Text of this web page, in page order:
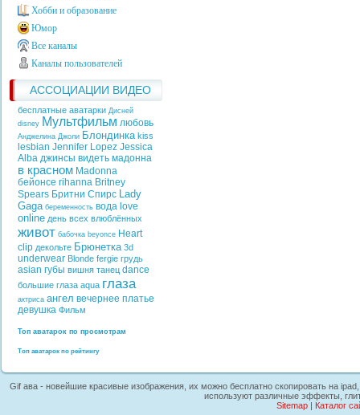
Хобби и образование
Юмор
Все каналы
Каналы пользователей
АССОЦИАЦИИ ВИДЕО
бесплатные аватарки Дисней
disney Мультфильм любовь
Анджелина Джоли Блондинка kiss
lesbian Jennifer Lopez Jessica
Alba джинсы видеть мадонна
в красном Madonna
бейонсе rihanna Britney
Spears Бритни Спирс Lady
Gaga беременность вода love
online день всех влюблённых
живот бабочка beyonce Heart
clip декольте Брюнетка 3d
underwear Blonde fergie грудь
asian губы вишня танец dance
большие глаза aqua глаза
актриса ангел вечернее платье
девушка Фильм
Топ аватарок по просмотрам
Топ аватарок по рейтингу
Gif ава - новейшие красивые изображения, их можно бесплатно скопировать на
используют различные эффекты,
Sitemap| Каталог